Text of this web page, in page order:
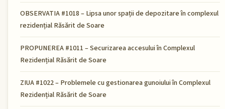
OBSERVATIA #1018 – Lipsa unor spații de depozitare în complexul
rezidențial Răsărit de Soare
PROPUNEREA #1011 – Securizarea accesului în Complexul
Rezidențial Răsărit de Soare
ZIUA #1022 – Problemele cu gestionarea gunoiului în Complexul
Rezidențial Răsărit de Soare